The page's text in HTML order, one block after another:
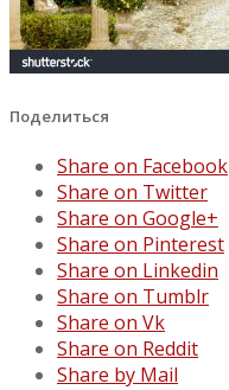
Поделиться
Share on Facebook
Share on Twitter
Share on Google+
Share on Pinterest
Share on Linkedin
Share on Tumblr
Share on Vk
Share on Reddit
Share by Mail